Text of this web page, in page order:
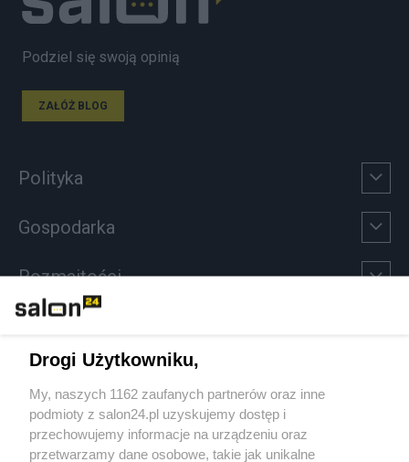
Podziel się swoją opinią
ZAŁÓŻ BLOG
Polityka
Gospodarka
Rozmaitości
Sport
Społeczeństwo
Drogi Użytkowniku,
My, naszych 1162 zaufanych partnerów oraz inne
podmioty z salon24.pl uzyskujemy dostęp i
przechowujemy informacje na urządzeniu oraz
przetwarzamy dane osobowe, takie jak unikalne